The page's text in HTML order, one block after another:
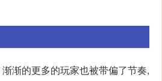
渐的更多的玩家也被带偏了节奏,